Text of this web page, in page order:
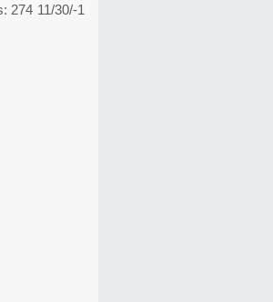
11/30/-1
274